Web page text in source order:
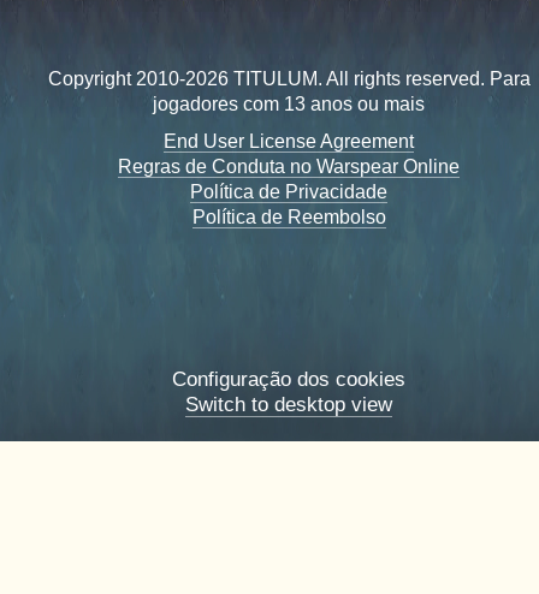
Copyright 2010-2026 TITULUM. All rights reserved. Para
jogadores com 13 anos ou mais
End User License Agreement
Regras de Conduta no Warspear Online
Política de Privacidade
Política de Reembolso
Configuração dos cookies
Switch to desktop view